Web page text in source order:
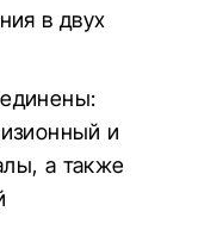
в двух
и
а также